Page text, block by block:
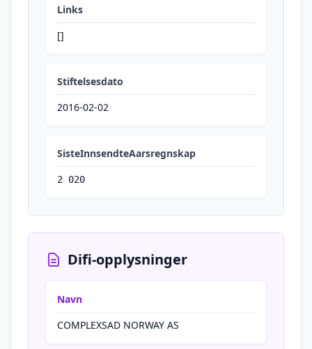
Links
[]
Stiftelsesdato
2016-02-02
SisteInnsendteAarsregnskap
2 020
Difi-opplysninger
Navn
COMPLEXSAD NORWAY AS